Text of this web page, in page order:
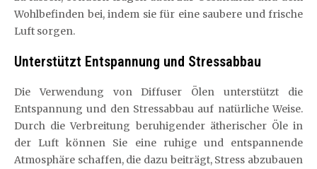
Wohlbefinden bei, indem sie für eine saubere und frische
Luft sorgen.
Unterstützt Entspannung und Stressabbau
Die Verwendung von Diffuser Ölen unterstützt die
Entspannung und den Stressabbau auf natürliche Weise.
Durch die Verbreitung beruhigender ätherischer Öle in
der Luft können Sie eine ruhige und entspannende
Atmosphäre schaffen, die dazu beiträgt, Stress abzubauen